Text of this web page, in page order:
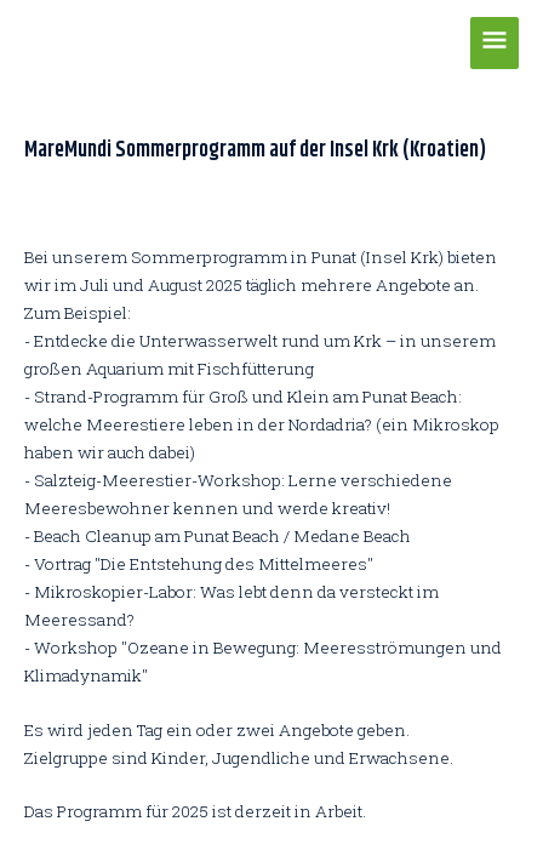
MareMundi Sommerprogramm auf der Insel Krk (Kroatien)
Bei unserem Sommerprogramm in Punat (Insel Krk) bieten
wir im Juli und August 2025 täglich mehrere Angebote an.
Zum Beispiel:
- Entdecke die Unterwasserwelt rund um Krk – in unserem
großen Aquarium mit Fischfütterung
- Strand-Programm für Groß und Klein am Punat Beach:
welche Meerestiere leben in der Nordadria? (ein Mikroskop
haben wir auch dabei)
- Salzteig-Meerestier-Workshop: Lerne verschiedene
Meeresbewohner kennen und werde kreativ!
- Beach Cleanup am Punat Beach / Medane Beach
- Vortrag "Die Entstehung des Mittelmeeres"
- Mikroskopier-Labor: Was lebt denn da versteckt im
Meeressand?
- Workshop "Ozeane in Bewegung: Meeresströmungen und
Klimadynamik"
Es wird jeden Tag ein oder zwei Angebote geben.
Zielgruppe sind Kinder, Jugendliche und Erwachsene.
Das Programm für 2025 ist derzeit in Arbeit.